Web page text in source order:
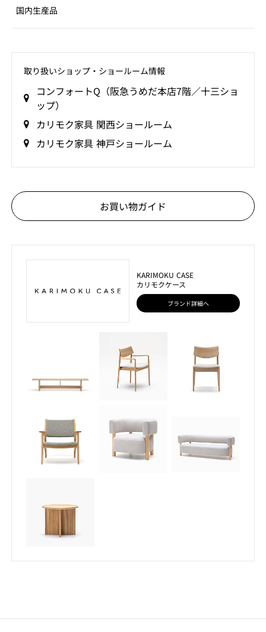
国内生産品
取り扱いショップ‧ショールーム情報
コンフォートQ（阪急うめだ本店7階／十三ショ
ップ）
カリモク家具 関西ショールーム
カリモク家具 神戸ショールーム
お買い物ガイド
KARIMOKU CASE
カリモクケース
ブランド詳細へ